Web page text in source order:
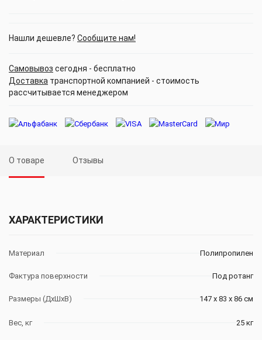
Нашли дешевле? Сообщите нам!
Самовывоз сегодня - бесплатно
Доставка транспортной компанией - стоимость
рассчитывается менеджером
О товаре Отзывы
ХАРАКТЕРИСТИКИ
Материал Полипропилен
Фактура поверхности Под ротанг
Размеры (ДхШхВ) 147 х 83 х 86 см
Вес, кг 25 кг